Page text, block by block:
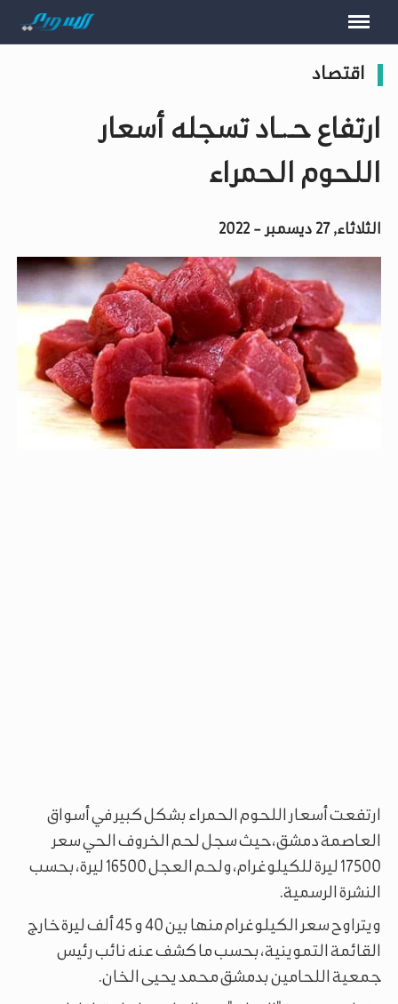
اقتصاد
ارتفاع حـ.ـاد تسجله أسعار
اللحوم الحمراء
الثلاثاء, 27 ديسمبر - 2022
ارتفعت أسعار اللحوم الحمراء بشكل كبير في أسواق
العاصمة دمشق، حيث سجل لحم الخروف الحي سعر
17500 ليرة للكيلوغرام، ولحم العجل 16500 ليرة، بحسب
النشرة الرسمية.
ويتراوح سعر الكيلوغرام منها بين 40 و 45 ألف ليرة خارج
القائمة التموينية، بحسب ما كشف عنه نائب رئيس
جمعية اللحامين بدمشق محمد يحيى الخان.